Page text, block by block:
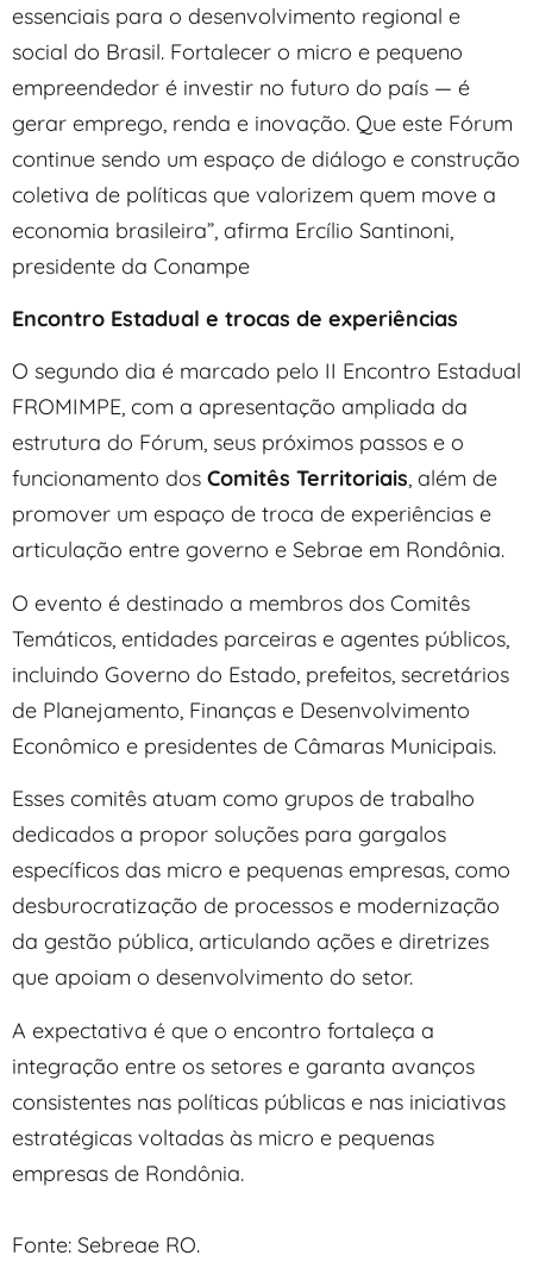
essenciais para o desenvolvimento regional e
social do Brasil. Fortalecer o micro e pequeno
empreendedor é investir no futuro do país — é
gerar emprego, renda e inovação. Que este Fórum
continue sendo um espaço de diálogo e construção
coletiva de políticas que valorizem quem move a
economia brasileira”, afirma Ercílio Santinoni,
presidente da Conampe
Encontro Estadual e trocas de experiências
O segundo dia é marcado pelo II Encontro Estadual
FROMIMPE, com a apresentação ampliada da
estrutura do Fórum, seus próximos passos e o
funcionamento dos Comitês Territoriais, além de
promover um espaço de troca de experiências e
articulação entre governo e Sebrae em Rondônia.
O evento é destinado a membros dos Comitês
Temáticos, entidades parceiras e agentes públicos,
incluindo Governo do Estado, prefeitos, secretários
de Planejamento, Finanças e Desenvolvimento
Econômico e presidentes de Câmaras Municipais.
Esses comitês atuam como grupos de trabalho
dedicados a propor soluções para gargalos
específicos das micro e pequenas empresas, como
desburocratização de processos e modernização
da gestão pública, articulando ações e diretrizes
que apoiam o desenvolvimento do setor.
A expectativa é que o encontro fortaleça a
integração entre os setores e garanta avanços
consistentes nas políticas públicas e nas iniciativas
estratégicas voltadas às micro e pequenas
empresas de Rondônia.
Fonte: Sebreae RO.